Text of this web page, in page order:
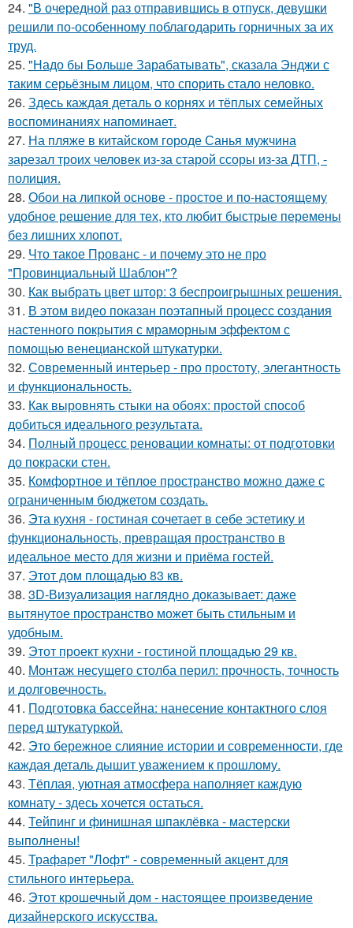
24. "В очередной раз отправившись в отпуск, девушки
решили по-особенному поблагодарить горничных за их
труд.
25. "Надо бы Больше Зарабатывать", сказала Энджи с
таким серьёзным лицом, что спорить стало неловко.
26. Здесь каждая деталь о корнях и тёплых семейных
воспоминаниях напоминает.
27. На пляже в китайском городе Санья мужчина
зарезал троих человек из-за старой ссоры из-за ДТП, -
полиция.
28. Обои на липкой основе - простое и по-настоящему
удобное решение для тех, кто любит быстрые перемены
без лишних хлопот.
29. Что такое Прованс - и почему это не про
"Провинциальный Шаблон"?
30. Как выбрать цвет штор: 3 беспроигрышных решения.
31. В этом видео показан поэтапный процесс создания
настенного покрытия с мраморным эффектом с
помощью венецианской штукатурки.
32. Современный интерьер - про простоту, элегантность
и функциональность.
33. Как выровнять стыки на обоях: простой способ
добиться идеального результата.
34. Полный процесс реновации комнаты: от подготовки
до покраски стен.
35. Комфортное и тёплое пространство можно даже с
ограниченным бюджетом создать.
36. Эта кухня - гостиная сочетает в себе эстетику и
функциональность, превращая пространство в
идеальное место для жизни и приёма гостей.
37. Этот дом площадью 83 кв.
38. 3D-Визуализация наглядно доказывает: даже
вытянутое пространство может быть стильным и
удобным.
39. Этот проект кухни - гостиной площадью 29 кв.
40. Монтаж несущего столба перил: прочность, точность
и долговечность.
41. Подготовка бассейна: нанесение контактного слоя
перед штукатуркой.
42. Это бережное слияние истории и современности, где
каждая деталь дышит уважением к прошлому.
43. Тёплая, уютная атмосфера наполняет каждую
комнату - здесь хочется остаться.
44. Тейпинг и финишная шпаклёвка - мастерски
выполнены!
45. Трафарет "Лофт" - современный акцент для
стильного интерьера.
46. Этот крошечный дом - настоящее произведение
дизайнерского искусства.